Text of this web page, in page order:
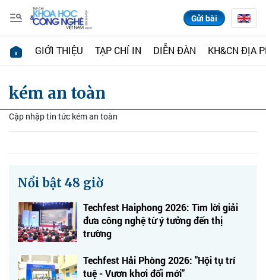
Gửi bài
GIỚI THIỆU TẠP CHÍ IN DIỄN ĐÀN KH&CN ĐỊA
kém an toàn
Cập nhập tin tức kém an toàn
Nổi bật 48 giờ
Techfest Haiphong 2026: Tìm lời giải
đưa công nghệ từ ý tưởng đến thị
trường
Techfest Hải Phòng 2026: "Hội tụ trí
tuệ - Vươn khơi đổi mới"